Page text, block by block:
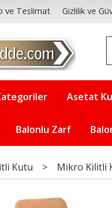
ve Teslimat Gizlilik ve
Asetat
Balonlu Zarf
Kutu > Mikro Kilitli